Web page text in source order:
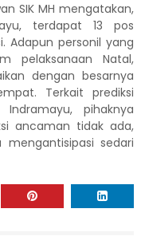
SIK MH mengatakan,
terdapat 13 pos
Adapun personil yang
pelaksanaan Natal,
dengan besarnya
Terkait prediksi
pihaknya
ancaman tidak ada,
sedari